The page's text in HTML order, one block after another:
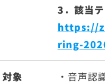
3．該当
https://
ring-
対象
・音声認